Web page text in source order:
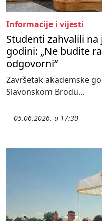
Informacije i vijesti
Studenti zahvalili
godini: „Ne budite
odgovorni“
Završetak akademske
Slavonskom Brodu...
05.06.2026. u 17:30